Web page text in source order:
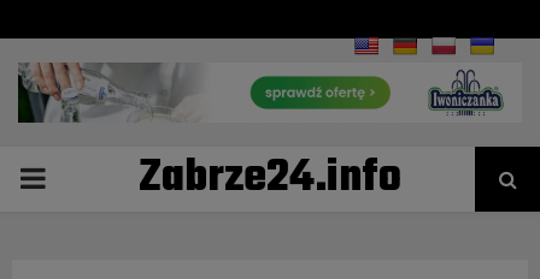
PRIMARYZabrze24.info